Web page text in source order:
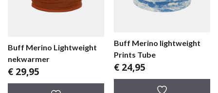
Buff Merino Lightweight
nekwarmer
€ 29,95
Buff Merino lightweight
Prints Tube
€ 24,95